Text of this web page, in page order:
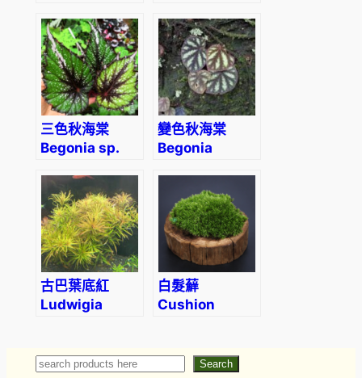
三色秋海棠
Begonia sp.
變色秋海棠
Begonia
古巴葉底紅
Ludwigia
inclinata var.
白髮蘚
Cushion
glaucum)
Search Search